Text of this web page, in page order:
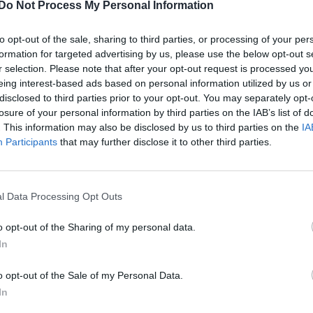
Do Not Process My Personal Information
opt-out of the sale, sharing to third parties, or processing of your
for targeted advertising by us, please use the below opt-out
selection. Please note that after your opt-out request is processed
interest-based ads based on personal information utilized by us
to third parties prior to your opt-out. You may separately
of your personal information by third parties on the IAB’s list of
This information may also be disclosed by us to third parties on the
Participants that may further disclose it to other third parties.
Data Processing Opt Outs
opt-out of the Sharing of my personal data.
opt-out of the Sale of my Personal Data.
fel anledning.
33 svar
inlägget avJokabsson för 17
sedaniAllmänt
Mustang e Mac 2023 4 svar
inlägget av KenthIJ2 för 18 timmar
i El- och hybridbilar
iEl- och hybridbilar
till d5252t
inlägget av
-13 2.0tdi DSG
bråkar
Huggern goes big
with 427 ZL-1!
Senaste inlägget av
23:01iProjekt
Camaro som
Senaste inlägget av